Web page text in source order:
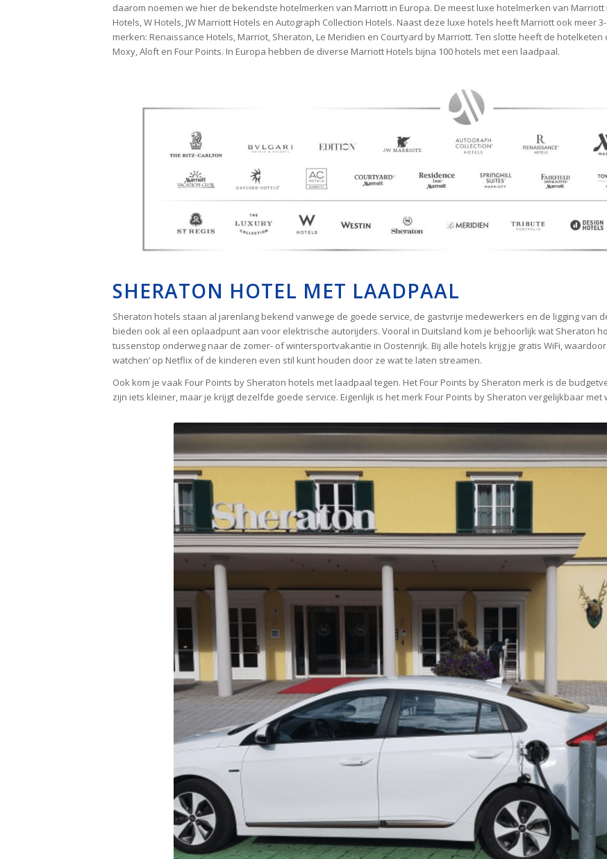
daarom noemen we hier de bekendste hotelmerken van Marriott in Europa. De meest luxe hotelmerken van Marriott
Hotels, W Hotels, JW Marriott Hotels en Autograph Collection Hotels. Naast deze luxe hotels heeft Marriott ook meer
merken: Renaissance Hotels, Marriot, Sheraton, Le Meridien en Courtyard by Marriott. Ten slotte heeft de
Moxy, Aloft en Four Points. In Europa hebben de diverse Marriott Hotels bijna 100 hotels met een laadpaal.
SHERATON HOTEL MET LAADPAAL
Sheraton hotels staan al jarenlang bekend vanwege de goede service, de gastvrije medewerkers en de ligging van
bieden ook al een oplaadpunt aan voor elektrische autorijders. Vooral in Duitsland kom je behoorlijk wat Sheraton
tussenstop onderweg naar de zomer- of wintersportvakantie in Oostenrijk. Bij alle hotels krijg je gratis WiFi,
watchen’ op Netflix of de kinderen even stil kunt houden door ze wat te laten streamen.
Ook kom je vaak Four Points by Sheraton hotels met laadpaal tegen. Het Four Points by Sheraton merk is de
zijn iets kleiner, maar je krijgt dezelfde goede service. Eigenlijk is het merk Four Points by Sheraton vergelijkbaar met